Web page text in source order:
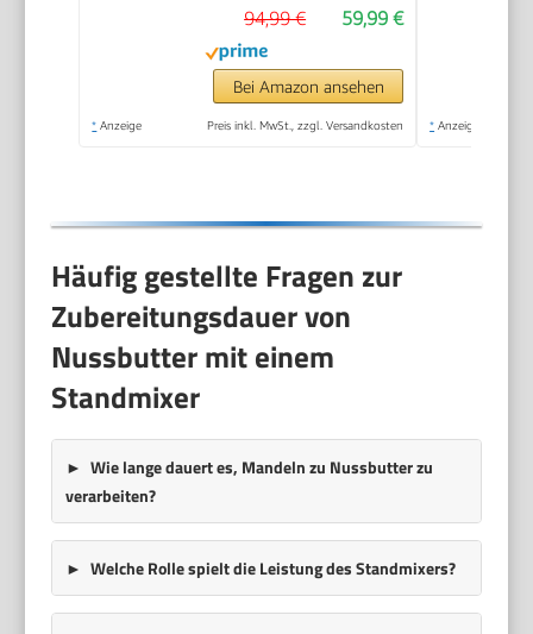
spülmaschinenfeste
Teile, Made in Europe,
VitaPower Serie 4
MMB6141B
59,99 €
94,99 €
Bei Amazon ansehen
* Anzeige Preis inkl. MwSt., zzgl. Versandkosten * Anzeige
Häufig gestellte Fragen zur
Zubereitungsdauer von
Nussbutter mit einem
Standmixer
Wie lange dauert es, Mandeln zu Nussbutter zu
verarbeiten?
Welche Rolle spielt die Leistung des Standmixers?